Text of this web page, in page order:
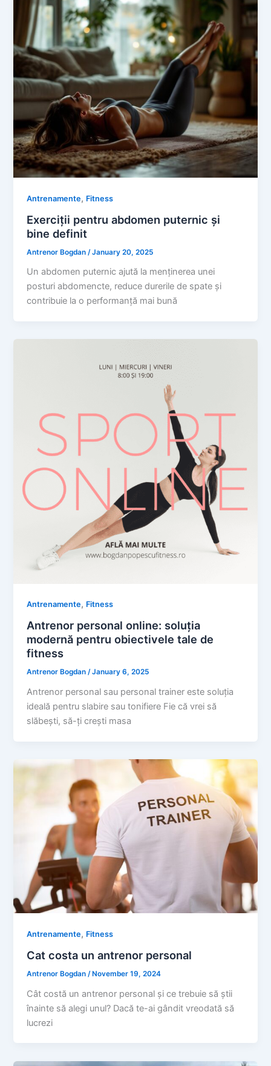
Antrenamente, Fitness
Exerciții pentru abdomen puternic și
bine definit
Antrenor Bogdan /January 20, 2025
Un abdomen puternic ajută la menținerea unei
posturi abdomencte, reduce durerile de spate și
contribuie la o performanță mai bună
Antrenamente, Fitness
Antrenor personal online: soluția
modernă pentru obiectivele tale de
fitness
Antrenor Bogdan/January 6, 2025
Antrenor personal sau personal trainer este soluția
ideală pentru slabire sau tonifiere Fie că vrei să
slăbești, să-ți crești masa
Antrenamente, Fitness
Cat costa un antrenor personal
Antrenor Bogdan /November 19, 2024
Cât costă un antrenor personal și ce trebuie să știi
înainte să alegi unul? Dacă te-ai gândit vreodată să
lucrezi